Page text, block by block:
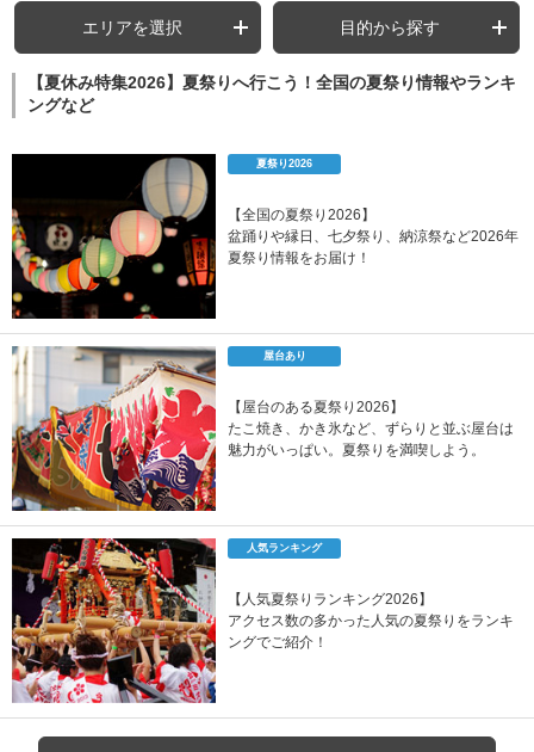
エリアを選択 目的から探す
【夏休み特集2026】夏祭りへ行こう！全国の夏祭り情報やランキ
ングなど
夏祭り2026
【全国の夏祭り2026】
盆踊りや縁日、七夕祭り、納涼祭など2026年
夏祭り情報をお届け！
屋台あり
【屋台のある夏祭り2026】
たこ焼き、かき氷など、ずらりと並ぶ屋台は
魅力がいっぱい。夏祭りを満喫しよう。
人気ランキング
【人気夏祭りランキング2026】
アクセス数の多かった人気の夏祭りをランキ
ングでご紹介！